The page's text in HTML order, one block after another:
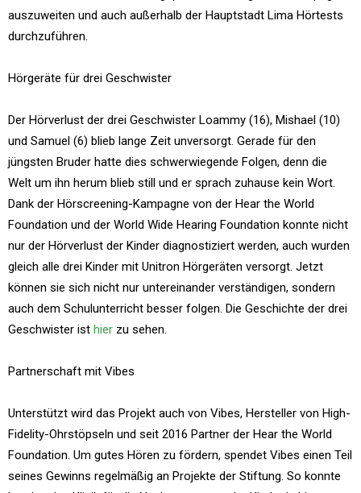
auszuweiten und auch außerhalb der Hauptstadt Lima Hörtests
durchzuführen.
Hörgeräte für drei Geschwister
Der Hörverlust der drei Geschwister Loammy (16), Mishael (10)
und Samuel (6) blieb lange Zeit unversorgt. Gerade für den
jüngsten Bruder hatte dies schwerwiegende Folgen, denn die
Welt um ihn herum blieb still und er sprach zuhause kein Wort.
Dank der Hörscreening-Kampagne von der Hear the World
Foundation und der World Wide Hearing Foundation konnte nicht
nur der Hörverlust der Kinder diagnostiziert werden, auch wurden
gleich alle drei Kinder mit Unitron Hörgeräten versorgt. Jetzt
können sie sich nicht nur untereinander verständigen, sondern
auch dem Schulunterricht besser folgen. Die Geschichte der drei
Geschwister ist hier zu sehen.
Partnerschaft mit Vibes
Unterstützt wird das Projekt auch von Vibes, Hersteller von High-
Fidelity-Ohrstöpseln und seit 2016 Partner der Hear the World
Foundation. Um gutes Hören zu fördern, spendet Vibes einen Teil
seines Gewinns regelmäßig an Projekte der Stiftung. So konnte